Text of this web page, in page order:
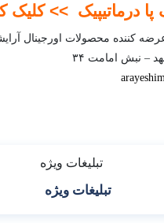
درماتیپیک >> کلیک
کننده محصولات اورجینال
– نبش امامت ۳۴
تبلیغات ویژه